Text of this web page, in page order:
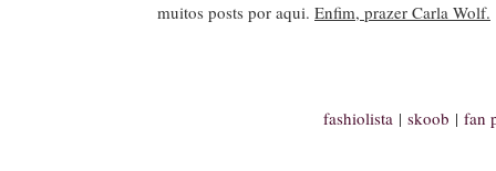
muitos posts por aqui. Enfim, prazer Carla Wolf.
fashiolista| skoob | fan